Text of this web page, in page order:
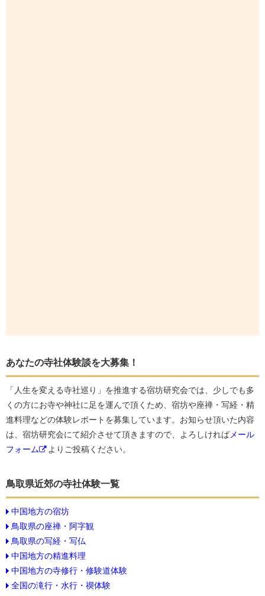
あなたの寺社体験談を大募集！
「人生を変える寺社巡り」を推進する宿坊研究会では、少しでも多
くの方にお寺や神社に足を運んで頂くため、宿坊や座禅・写経・精
進料理などの体験レポートを募集しています。お知らせ頂いた内容
は、宿坊研究会にて紹介させて頂きますので、よろしければメール
フォーム
よりご投稿ください。
鳥取県近郊の寺社体験一覧
中国地方の宿坊
鳥取県の座禅・阿字観
鳥取県の写経・写仏
中国地方の精進料理
中国地方の寺修行・修験道体験
全国の滝行・水行・禊体験